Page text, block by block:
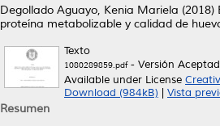
Degollado Aguayo, Kenia Mariela (2018)
proteína metabolizable y calidad de
Texto
1080289859.pdf- Versión
Available under License
Download (984kB)
Vista
Resumen